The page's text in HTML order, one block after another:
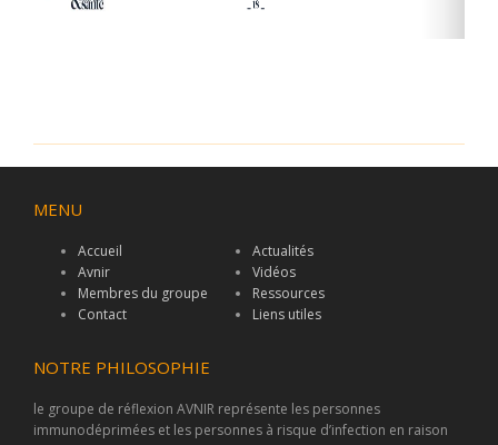
MENU
Accueil
Avnir
Membres du groupe
Contact
Actualités
Vidéos
Ressources
Liens utiles
NOTRE PHILOSOPHIE
le groupe de réflexion AVNIR représente les personnes
immunodéprimées et les personnes à risque d’infection en raison